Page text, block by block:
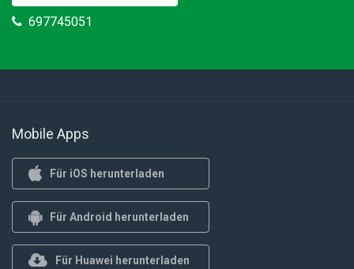
697745051
Mobile Apps
Für iOS herunterladen
Für Android herunterladen
Für Huawei herunterladen